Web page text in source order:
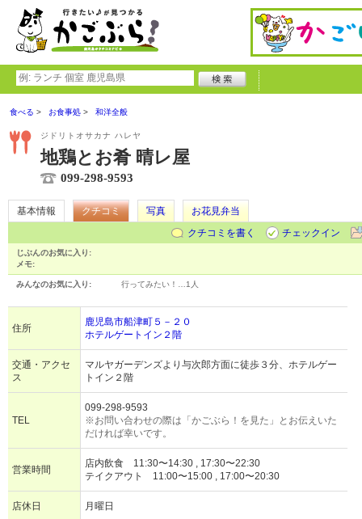
食べる お食事処 和洋全般
ジドリトオサカナ ハレヤ
地鶏とお肴 晴レ屋
099-298-9593
基本情報 クチコミ 写真
お花見弁当
クチコミを書く
チェックイン
じぶんのお気に入り:
メモ:
みんなのお気に入り: 行ってみたい！… 1人
住所
鹿児島市船津町５－２０
ホテルゲートイン２階
交通・アクセ
ス
マルヤガーデンズより与次郎方面に徒歩３分、ホテルゲー
トイン２階
TEL
099-298-9593
※お問い合わせの際は「かごぶら！を見た」とお伝えいた
だければ幸いです。
営業時間
店内飲食 11:30〜14:30 , 17:30〜22:30
テイクアウト 11:00〜15:00 , 17:00〜20:30
店休日 月曜日